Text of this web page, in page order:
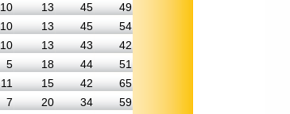
10 13 45
49
10 13 45
54
10 13 43
42
5 18 44
51
11 15 42
65
7 20 34
59